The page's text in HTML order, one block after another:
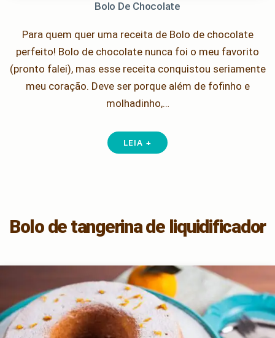
Bolo De Chocolate
Para quem quer uma receita de Bolo de chocolate
perfeito! Bolo de chocolate nunca foi o meu favorito
(pronto falei), mas esse receita conquistou seriamente
meu coração. Deve ser porque além de fofinho e
molhadinho,…
LEIA +
Bolo de tangerina de liquidificador